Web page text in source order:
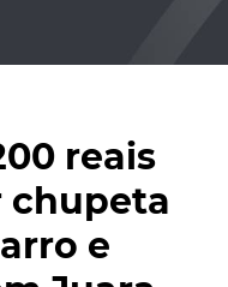
reais
chupeta
e